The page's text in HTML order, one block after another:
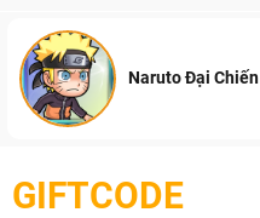
Naruto Đại
GIFTCODE